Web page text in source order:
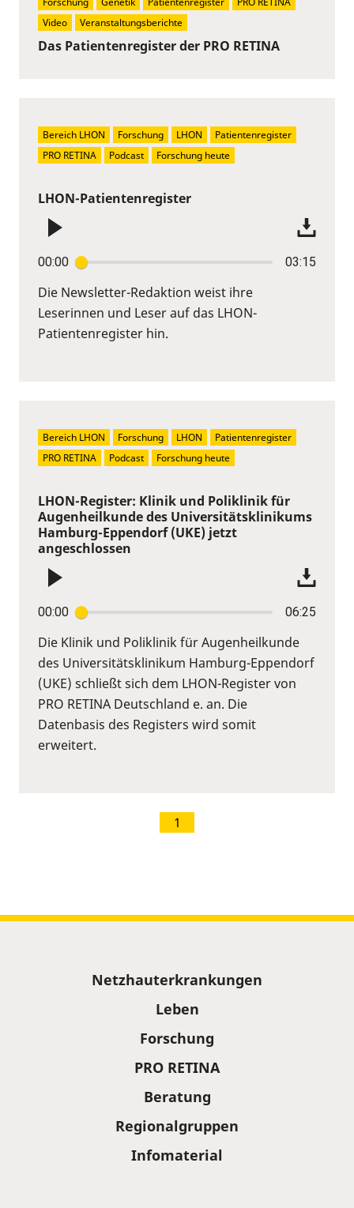
Das Patientenregister der PRO RETINA
Video
Veranstaltungsberichte
LHON-Patientenregister
00:00 03:15
Die Newsletter-Redaktion weist ihre
Leserinnen und Leser auf das LHON-
Patientenregister hin.
Bereich LHON Forschung LHON
Patientenregister
PRO RETINA
Podcast Forschung heute
LHON-Register: Klinik und Poliklinik für
Augenheilkunde des Universitätsklinikums
Hamburg-Eppendorf (UKE) jetzt
angeschlossen
00:00 06:25
Die Klinik und Poliklinik für Augenheilkunde
des Universitätsklinikum Hamburg-Eppendorf
(UKE) schließt sich dem LHON-Register von
PRO RETINA Deutschland e. an. Die
Datenbasis des Registers wird somit
erweitert.
Bereich LHON Forschung LHON
Patientenregister
PRO RETINA
Podcast Forschung heute
1
Netzhauterkrankungen
Leben
Forschung
PRO RETINA
Beratung
Regionalgruppen
Infomaterial